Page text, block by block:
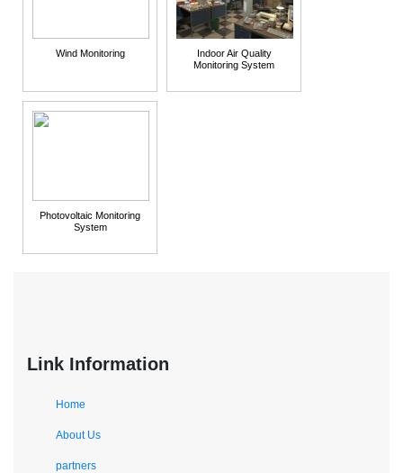
Wind Monitoring
Indoor Air Quality
Monitoring System
Photovoltaic Monitoring
System
Link Information
Home
About Us
partners